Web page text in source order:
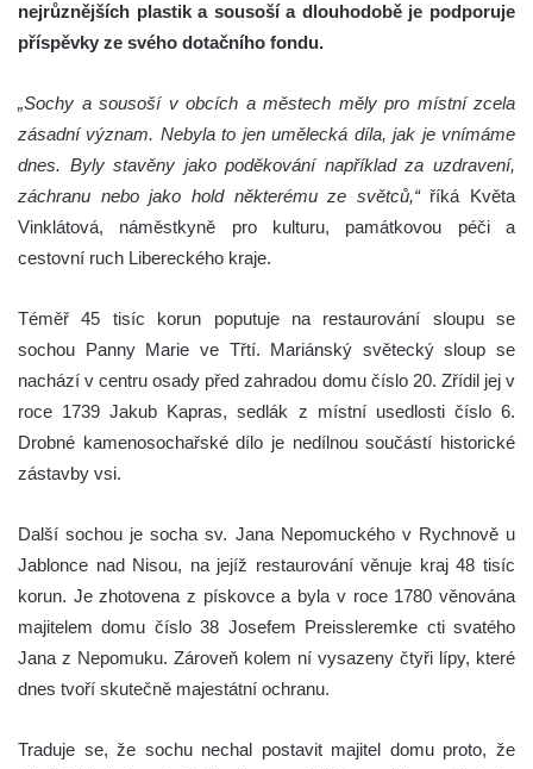
nejrůznějších plastik a sousoší a dlouhodobě je podporuje
příspěvky ze svého dotačního fondu.
„Sochy a sousoší v obcích a městech měly pro místní zcela
zásadní význam. Nebyla to jen umělecká díla, jak je vnímáme
dnes. Byly stavěny jako poděkování například za uzdravení,
záchranu nebo jako hold některému ze světců,“říká Květa
Vinklátová, náměstkyně pro kulturu, památkovou péči a
cestovní ruch Libereckého kraje.
Téměř 45 tisíc korun poputuje na restaurování sloupu se
sochou Panny Marie ve Třtí. Mariánský světecký sloup se
nachází v centru osady před zahradou domu číslo 20. Zřídil jej v
roce 1739 Jakub Kapras, sedlák z místní usedlosti číslo 6.
Drobné kamenosochařské dílo je nedílnou součástí historické
zástavby vsi.
Další sochou je socha sv. Jana Nepomuckého v Rychnově u
Jablonce nad Nisou, na jejíž restaurování věnuje kraj 48 tisíc
korun. Je zhotovena z pískovce a byla v roce 1780 věnována
majitelem domu číslo 38 Josefem Preissleremke cti svatého
Jana z Nepomuku. Zároveň kolem ní vysazeny čtyři lípy, které
dnes tvoří skutečně majestátní ochranu.
Traduje se, že sochu nechal postavit majitel domu proto, že